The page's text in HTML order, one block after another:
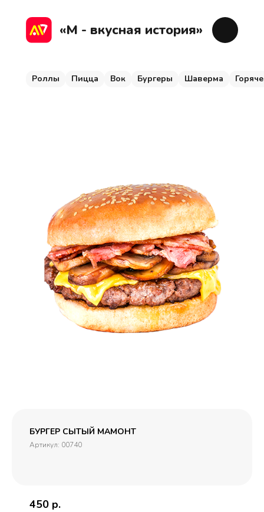
«М - вкусная история»
Роллы Пицца Вок Бургеры Шаверма
Шаверма
БУРГЕР СЫТЫЙ МАМОНТ
Артикул: 00740
450 р.